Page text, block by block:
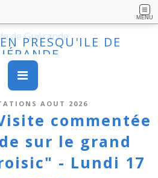
MENU
PRESQU'ILE DE
AOUT 2026
commentée
sur le grand
- Lundi 17